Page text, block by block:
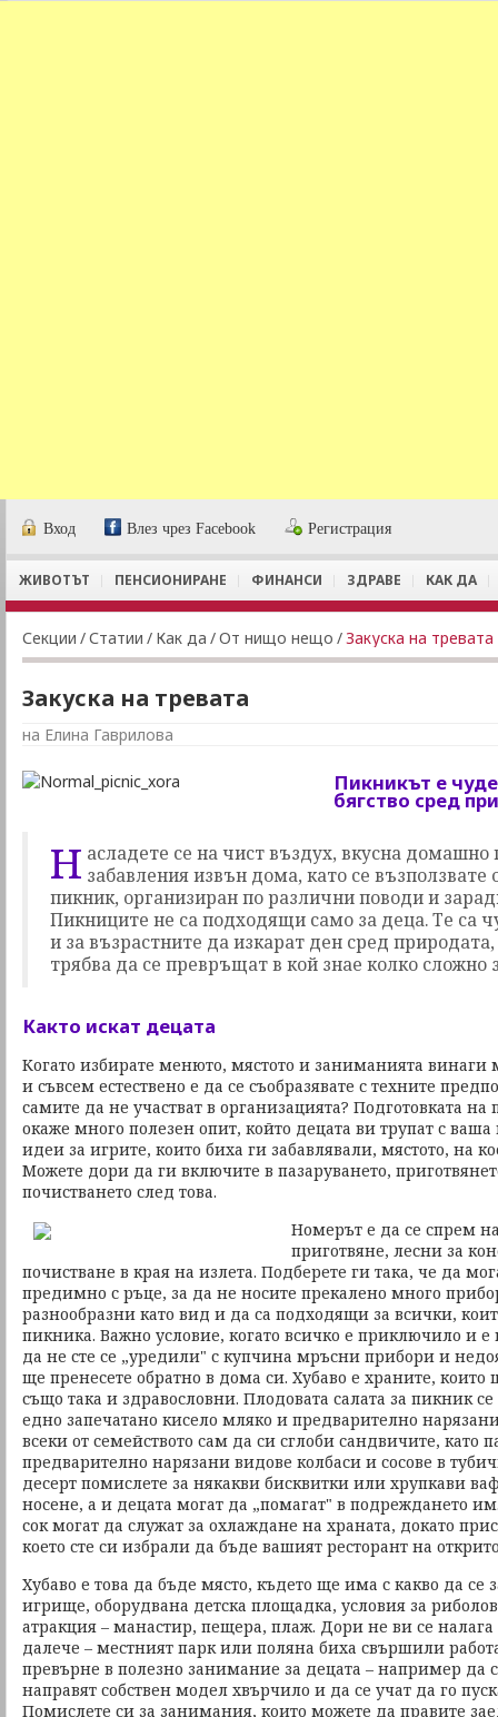
Вход Влез чрез Facebook Регистрация
ЖИВОТЪТ ПЕНСИОНИРАНЕ ФИНАНСИ ЗДРАВЕ КАК ДА
Секции /Статии / Как да /От нищо нещо /Закуска на тревата
Закуска на тревата
на Елина Гаврилова
Пикникът е
бягство сред
Н асладете се на чист въздух, вкусна домашно
забавления извън дома, като се
пикник, организиран по различни поводи и
Пикниците не са подходящи само за деца. Те са
и за възрастните да изкарат ден сред
трябва да се превръщат в кой знае колко сложно
Както искат децата
Когато избирате менюто, мястото и заниманията винаги
и съвсем естествено е да се съобразявате с техните
самите да не участват в организацията? Подготовката
окаже много полезен опит, който децата ви трупат с
идеи за игрите, които биха ги забавлявали, мястото, на
Можете дори да ги включите в пазаруването,
почистването след това.
Номерът е да се спрем
приготвяне, лесни за
почистване в края на излета. Подберете ги така, че да
предимно с ръце, за да не носите прекалено много
разнообразни като вид и да са подходящи за всички,
пикника. Важно условие, когато всичко е приключило и е
да не сте се „уредили" с купчина мръсни прибори и
ще пренесете обратно в дома си. Хубаво е храните, които
също така и здравословни. Плодовата салата за пикник
едно запечатано кисело мляко и предварително
всеки от семейството сам да си сглоби сандвичите, като
предварително нарязани видове колбаси и сосове в
десерт помислете за някакви бисквитки или хрупкави
носене, а и децата могат да „помагат" в подреждането
сок могат да служат за охлаждане на храната, докато
което сте си избрали да бъде вашият ресторант на
Хубаво е това да бъде място, където ще има с какво да се
игрище, оборудвана детска площадка, условия за
атракция – манастир, пещера, плаж. Дори не ви се
далече – местният парк или поляна биха свършили
превърне в полезно занимание за децата – например да
направят собствен модел хвърчило и да се учат да го
Помислете си за занимания, които можете да правите